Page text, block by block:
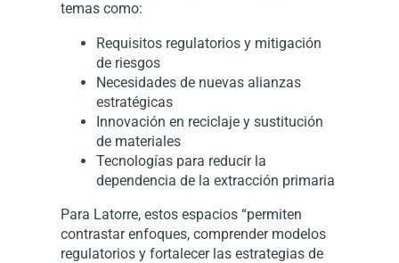
temas como:
Requisitos regulatorios y mitigación
de riesgos
Necesidades de nuevas alianzas
estratégicas
Innovación en reciclaje y sustitución
de materiales
Tecnologías para reducir la
dependencia de la extracción primaria
Para Latorre, estos espacios “permiten
contrastar enfoques, comprender modelos
regulatorios y fortalecer las estrategias de